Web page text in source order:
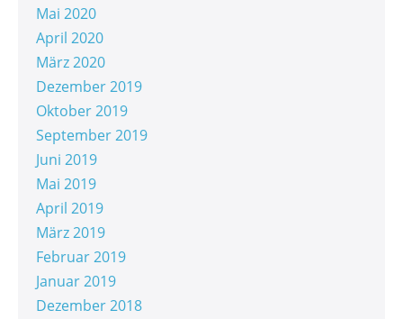
Mai 2020
April 2020
März 2020
Dezember 2019
Oktober 2019
September 2019
Juni 2019
Mai 2019
April 2019
März 2019
Februar 2019
Januar 2019
Dezember 2018